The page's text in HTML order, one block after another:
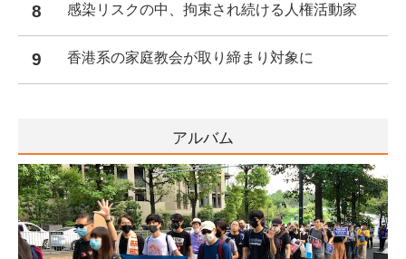
8 感染リスクの中、拘束され続ける人権活動家
9 香港系の家庭教会が取り締まり対象に
アルバム